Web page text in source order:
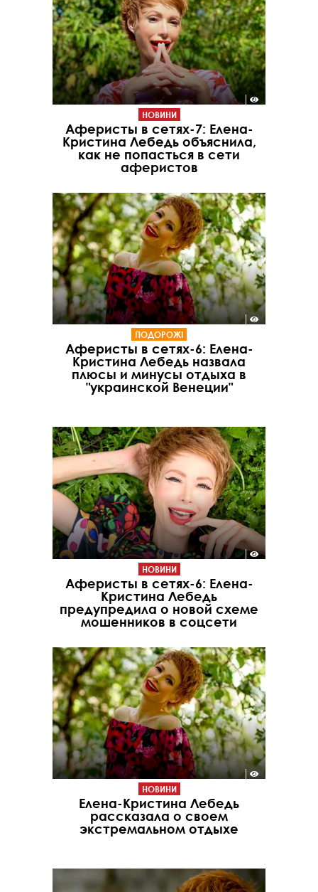
НОВИНИ
Аферисты в сетях-7: Елена-
Кристина Лебедь объяснила,
как не попасться в сети
аферистов
ПОДОРОЖІ
Аферисты в сетях-6: Елена-
Кристина Лебедь назвала
плюсы и минусы отдыха в
"украинской Венеции"
НОВИНИ
Аферисты в сетях-6: Елена-
Кристина Лебедь
предупредила о новой схеме
мошенников в соцсети
НОВИНИ
Елена-Кристина Лебедь
рассказала о своем
экстремальном отдыхе